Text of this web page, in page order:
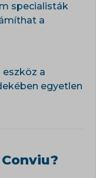
specialisták
a
eszköz a
egyetlen